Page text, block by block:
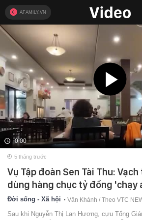
AFAMILY.VN
0:00
5 tháng trước
Vụ Tập đoàn Sen Tài Thu:
dùng hàng chục tỷ đồng 'chạy
Đời sống - Xã hội Vân Khánh / Theo VTC
Sau khi Nguyễn Thị Lan Hương, cựu Tổng